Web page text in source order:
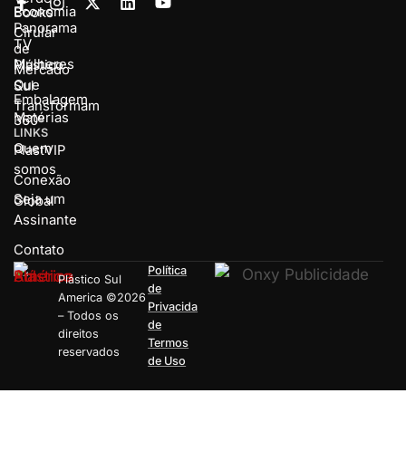
Books
TV
Plástico
Sul
Matérias
Panorama
de
Mercado
Embalagem
360º
PlastVIP
Conexão
Global
Economia
Cirular
Mulheres
Que
Transformam
LINKS
Quem
somos
Seja um
Assinante
Contato
Plástico Sul
America ©2026
– Todos os
direitos
reservados
Política
de
Privacida
de
Termos
de Uso